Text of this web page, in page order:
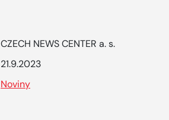
CZECH NEWS CENTER a. s.
21.9.2023
Noviny